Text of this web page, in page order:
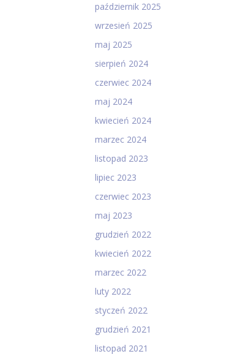
październik 2025
wrzesień 2025
maj 2025
sierpień 2024
czerwiec 2024
maj 2024
kwiecień 2024
marzec 2024
listopad 2023
lipiec 2023
czerwiec 2023
maj 2023
grudzień 2022
kwiecień 2022
marzec 2022
luty 2022
styczeń 2022
grudzień 2021
listopad 2021